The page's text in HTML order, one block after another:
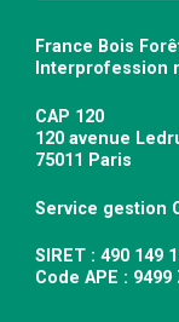
France Bois
Interprofession
CAP 120
120 avenue
75011 Paris
Service gestion
SIRET : 490 149
Code APE : 9499